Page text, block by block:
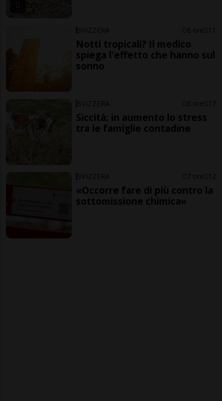
SVIZZERA 6 ore 11
Notti tropicali? Il medico
spiega l'effetto che hanno sul
sonno
SVIZZERA 6 ore 17
Siccità: in aumento lo stress
tra le famiglie contadine
SVIZZERA 7 ore 12
«Occorre fare di più contro la
sottomissione chimica»